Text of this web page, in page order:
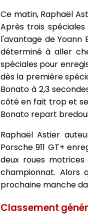
Ce matin, Raphaël
Après trois
l'avantage de Yoann
déterminé à aller
spéciales pour
dès la première
Bonato à 2,3
côté en fait trop et
Bonato repart
Raphaël Astier
Porsche 911 GT+
deux roues
championnat.
prochaine manche
Classement